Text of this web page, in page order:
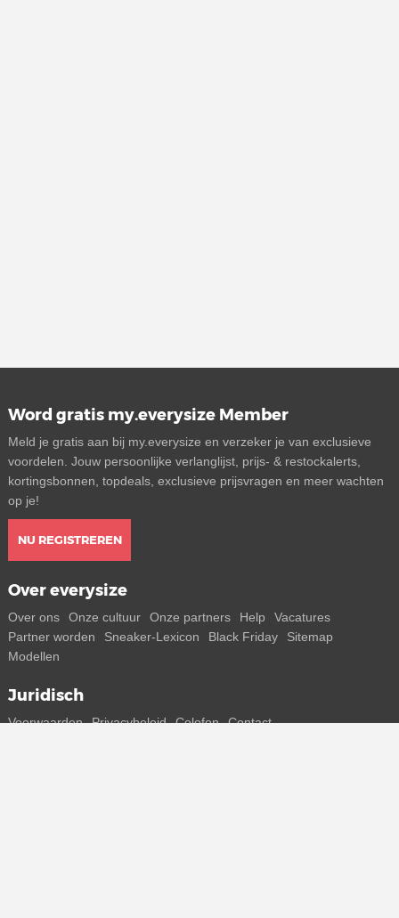
Word gratis my.everysize Member
Meld je gratis aan bij my.everysize en verzeker je van exclusieve
voordelen. Jouw persoonlijke verlanglijst, prijs- & restockalerts,
kortingsbonnen, topdeals, exclusieve prijsvragen en meer wachten
op je!
NU REGISTREREN
Over everysize
Over ons Onze cultuur Onze partners Help
Vacatures
Partner worden
Sneaker-Lexicon Black Friday
Sitemap
Modellen
Juridisch
Voorwaarden Privacybeleid Colofon Contact